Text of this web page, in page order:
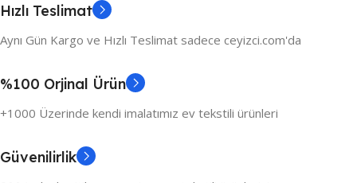
Hızlı Teslimat
Aynı Gün Kargo ve Hızlı Teslimat sadece ceyizci.com'da
%100 Orjinal Ürün
+1000 Üzerinde kendi imalatımız ev tekstili ürünleri
Güvenilirlik